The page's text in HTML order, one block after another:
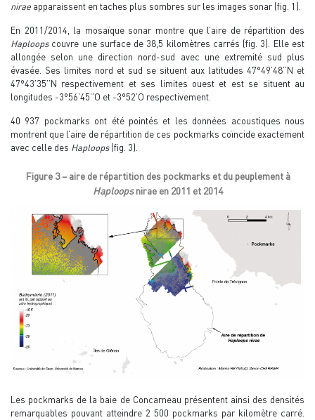
nirae apparaissent en taches plus sombres sur les images sonar (fig. 1).
En 2011/2014, la mosaïque sonar montre que l’aire de répartition des
Haploopscouvre une surface de 38,5 kilomètres carrés (fig. 3). Elle est
allongée selon une direction nord-sud avec une extremité sud plus
évasée. Ses limites nord et sud se situent aux latitudes 47°49’48’’N et
47°43’35’’N respectivement et ses limites ouest et est se situent au
longitudes -3°56’45’’O et -3°52’O respectivement.
40 937 pockmarks ont été pointés et les données acoustiques nous
montrent que l’aire de répartition de ces pockmarks coïncide exactement
avec celle des Haploops(fig. 3).
Figure 3 – aire de répartition des pockmarks et du peuplement à
Haploopsnirae en 2011 et 2014
Les pockmarks de la baie de Concarneau présentent ainsi des densités
remarquables pouvant atteindre 2 500 pockmarks par kilomètre carré.